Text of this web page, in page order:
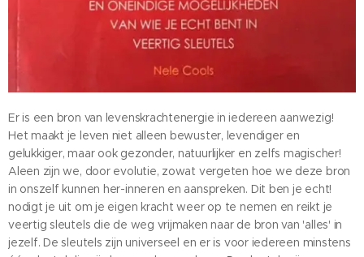
Er is een bron van levenskrachtenergie in iedereen aanwezig!
Het maakt je leven niet alleen bewuster, levendiger en
gelukkiger, maar ook gezonder, natuurlijker en zelfs magischer!
Aleen zijn we, door evolutie, zowat vergeten hoe we deze bron
in onszelf kunnen her-inneren en aanspreken. Dit ben je echt!
nodigt je uit om je eigen kracht weer op te nemen en reikt je
veertig sleutels die de weg vrijmaken naar de bron van 'alles' in
jezelf. De sleutels zijn universeel en er is voor iedereen minstens